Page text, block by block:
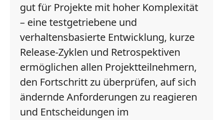
gut für Projekte mit hoher Komplexität
– eine testgetriebene und
verhaltensbasierte Entwicklung, kurze
Release-Zyklen und Retrospektiven
ermöglichen allen Projektteilnehmern,
den Fortschritt zu überprüfen, auf sich
ändernde Anforderungen zu reagieren
und Entscheidungen im